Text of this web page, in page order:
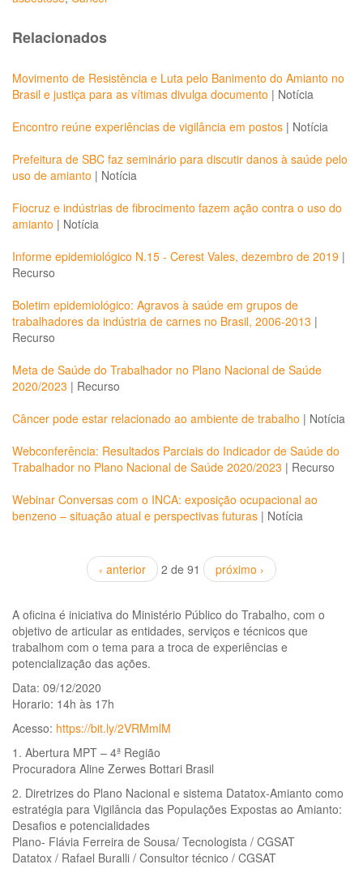
Relacionados
Movimento de Resistência e Luta pelo Banimento do Amianto no
Brasil e justiça para as vítimas divulga documento | Notícia
Encontro reúne experiências de vigilância em postos | Notícia
Prefeitura de SBC faz seminário para discutir danos à saúde pelo
uso de amianto | Notícia
Fiocruz e indústrias de fibrocimento fazem ação contra o uso do
amianto | Notícia
Informe epidemiológico N.15 - Cerest Vales, dezembro de 2019 |
Recurso
Boletim epidemiológico: Agravos à saúde em grupos de
trabalhadores da indústria de carnes no Brasil, 2006-2013 |
Recurso
Meta de Saúde do Trabalhador no Plano Nacional de Saúde
2020/2023 | Recurso
Câncer pode estar relacionado ao ambiente de trabalho | Notícia
Webconferência: Resultados Parciais do Indicador de Saúde do
Trabalhador no Plano Nacional de Saúde 2020/2023 | Recurso
Webinar Conversas com o INCA: exposição ocupacional ao
benzeno – situação atual e perspectivas futuras | Notícia
‹ anterior 2 de 91 próximo ›
A oficina é iniciativa do Ministério Público do Trabalho, com o
objetivo de articular as entidades, serviços e técnicos que
trabalhom com o tema para a troca de experiências e
potencialização das ações.
Data: 09/12/2020
Horario: 14h às 17h
Acesso: https://bit.ly/2VRMmlM
1. Abertura MPT – 4ª Região
Procuradora Aline Zerwes Bottari Brasil
2. Diretrizes do Plano Nacional e sistema Datatox-Amianto como
estratégia para Vigilância das Populações Expostas ao Amianto:
Desafios e potencialidades
Plano- Flávia Ferreira de Sousa/ Tecnologista / CGSAT
Datatox / Rafael Buralli / Consultor técnico / CGSAT